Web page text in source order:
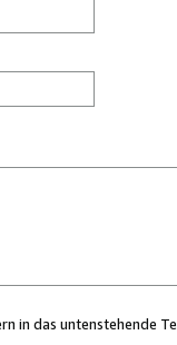
in das untenstehende